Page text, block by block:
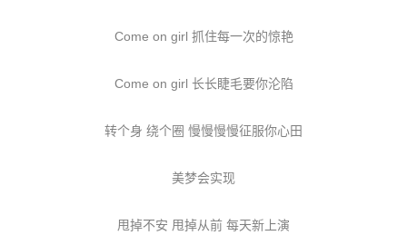
Come on girl 抓住每一次的惊艳
Come on girl 长长睫毛要你沦陷
转个身 绕个圈 慢慢慢慢征服你心田
美梦会实现
甩掉不安 甩掉从前 每天新上演